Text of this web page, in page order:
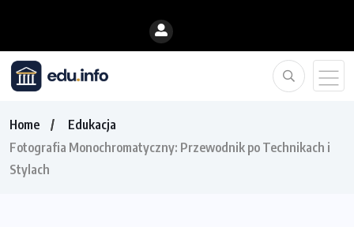
Home
Edukacja
Fotografia Monochromatyczny: Przewodnik po Technikach i
Stylach